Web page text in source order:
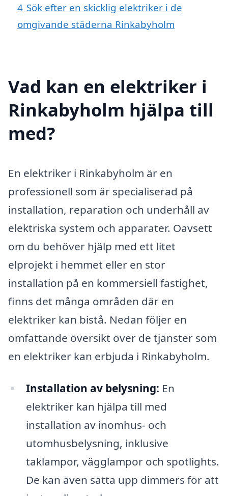
4 Sök efter en skicklig elektriker i de
omgivande städerna Rinkabyholm
Vad kan en elektriker i
Rinkabyholm hjälpa till
med?
En elektriker i Rinkabyholm är en
professionell som är specialiserad på
installation, reparation och underhåll av
elektriska system och apparater. Oavsett
om du behöver hjälp med ett litet
elprojekt i hemmet eller en stor
installation på en kommersiell fastighet,
finns det många områden där en
elektriker kan bistå. Nedan följer en
omfattande översikt över de tjänster som
en elektriker kan erbjuda i Rinkabyholm.
Installation av belysning: En
elektriker kan hjälpa till med
installation av inomhus- och
utomhusbelysning, inklusive
taklampor, vägglampor och spotlights.
De kan även sätta upp dimmers för att